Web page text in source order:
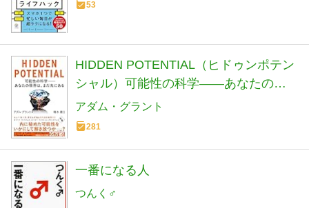
53
HIDDEN POTENTIAL（ヒドゥンポテン
シャル）可能性の科学――あなたの限
界は、まだ先にある (単行本)
アダム・グラント
281
一番になる人
つんく♂